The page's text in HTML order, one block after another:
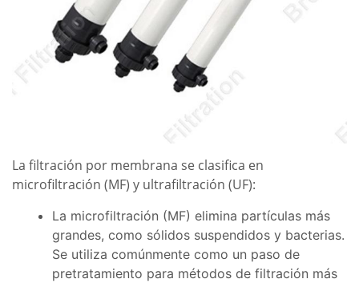
La filtración por membrana se clasifica en
microfiltración (MF) y ultrafiltración (UF):
La microfiltración (MF) elimina partículas más
grandes, como sólidos suspendidos y bacterias.
Se utiliza comúnmente como un paso de
pretratamiento para métodos de filtración más